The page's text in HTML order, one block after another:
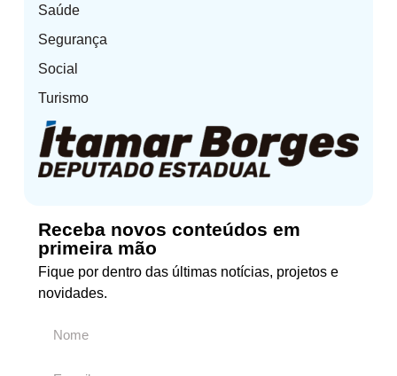
Saúde
Segurança
Social
Turismo
Receba novos conteúdos em
primeira mão
Fique por dentro das últimas notícias, projetos e
novidades.